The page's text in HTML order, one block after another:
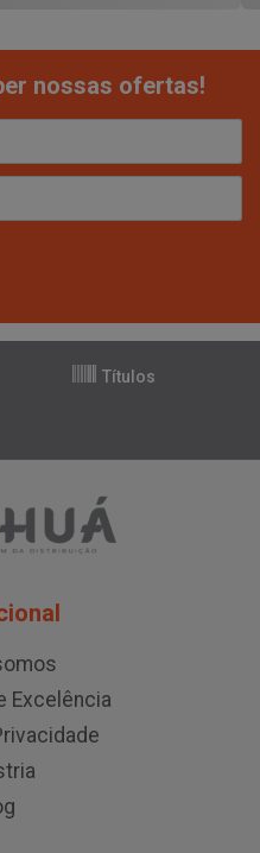
nossas ofertas!
Títulos
Excelência